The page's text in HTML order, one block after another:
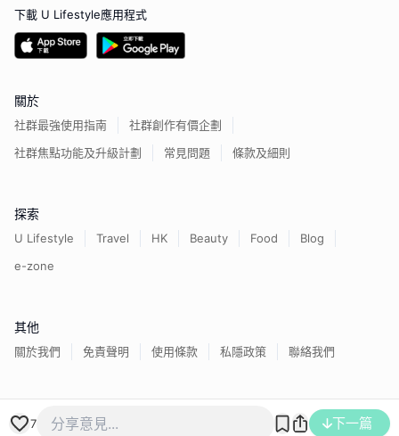
7 下一篇
下載 U Lifestyle應用程式
關於
社群最強使用指南
社群創作有價企劃
社群焦點功能及升級計劃
常見問題 條款及細則
探索
U Lifestyle Travel HK Beauty Food
Blog
e-zone
其他
關於我們 免責聲明 使用條款 私隱政策 聯絡我們
香港經濟日報版權所有©